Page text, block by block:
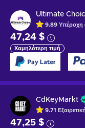
Ultimate
9.89 Υπέροχη
47,24 $
Χαμηλότερη τιμή
CdKeyMarkt
9.71 Εξαιρετική
47,25 $